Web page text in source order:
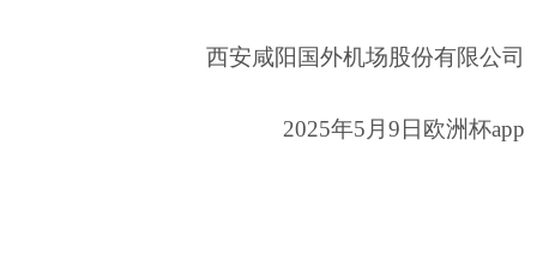
西安咸阳国外机场股份有限公司
2025年5月9日欧洲杯app